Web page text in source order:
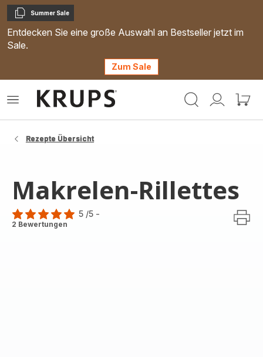
Kopieren
Summer Sale
Entdecken Sie eine große Auswahl an Bestseller jetzt im
Sale.
Zum Sale
Mein
Mein
Das
Rezepte Übersicht
Makrelen-Rillettes
Bewertung
5 /5 -
2 Bewertungen